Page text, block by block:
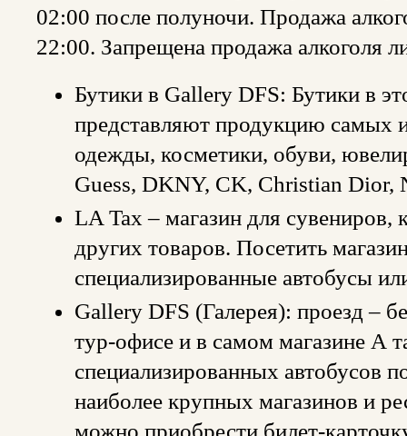
02:00 после полуночи. Продажа
22:00. Запрещена продажа алкоголя
Бутики в Gallery DFS: Бутики в
представляют продукцию самых
одежды, косметики, обуви,
Guess, DKNY, CK, Christian Dior,
LA Tax – магазин для сувениров,
других товаров. Посетить
специализированные автобусы
Gallery DFS (Галерея): проезд –
тур-офисе и в самом магазине А
специализированных автобусов
наиболее крупных магазинов и
можно приобрести билет-